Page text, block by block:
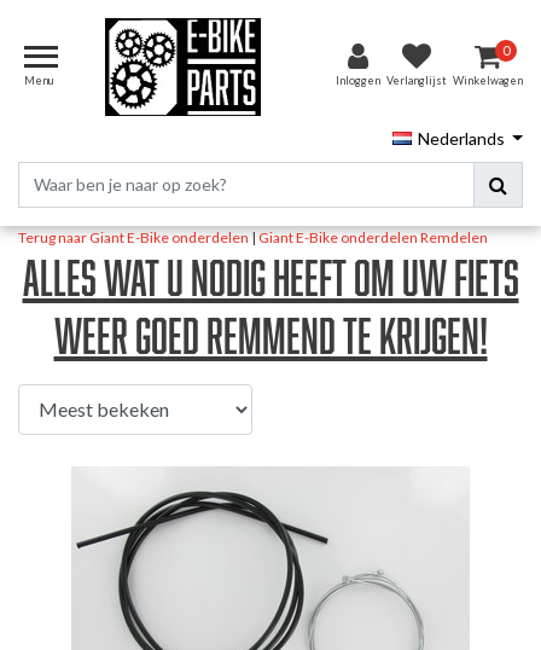
Menu Inloggen Verlanglijst
0
Winkelwagen
Nederlands
Terug naar Giant E-Bike onderdelen|Giant E-Bike onderdelenRemdelen
Alles wat u nodig heeft om uw fiets
weer goed remmend te krijgen!